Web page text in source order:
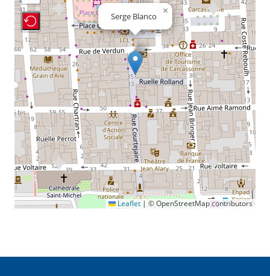
Serge Blanco ×
Recenter Map
Leaflet | © OpenStreetMap contributors